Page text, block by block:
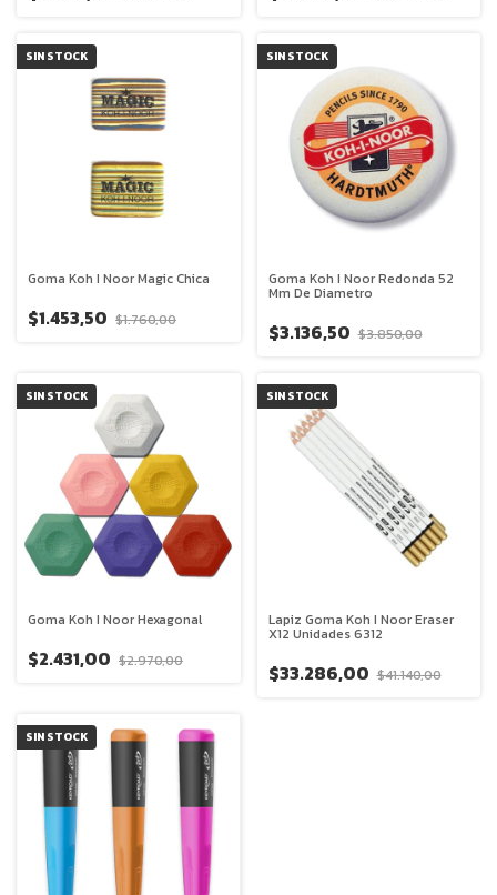
SIN STOCK
Goma Koh I Noor Magic Chica
$1.453,50 $1.760,00
SIN STOCK
Goma Koh I Noor Redonda 52
Mm De Diametro
$3.136,50 $3.850,00
SIN STOCK
Goma Koh I Noor Hexagonal
$2.431,00 $2.970,00
SIN STOCK
Lapiz Goma Koh I Noor Eraser
X12 Unidades 6312
$33.286,00 $41.140,00
SIN STOCK